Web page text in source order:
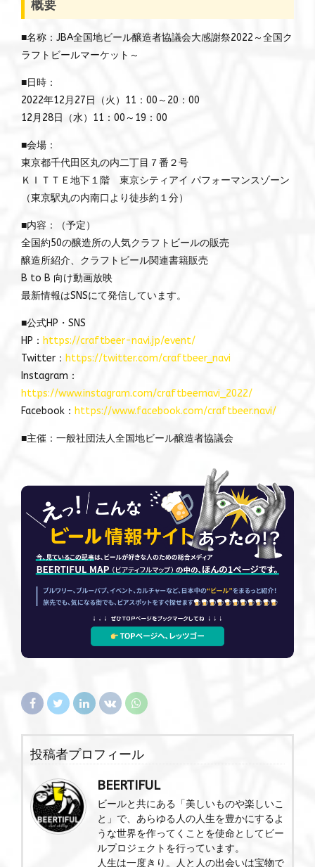
概要
■名称：JBA全国地ビール醸造者協議会大感謝祭2022～全国ク
ラフトビールマーケット～
■日時：
2022年12月27日（火）11：00～20：00
12月28日（水）11：00～19：00
■会場：
東京都千代田区丸の内二丁目７番２号
ＫＩＴＴＥ地下１階 東京シティアイ パフォーマンスゾーン
（東京駅丸の内南口より徒歩約１分）
■内容：（予定）
全国約50の醸造所の人気クラフトビールの販売
醸造所紹介、クラフトビール関連書籍販売
B to B 向け動画放映
最新情報はSNSにて発信しています。
■公式HP・SNS
HP： https://craftbeer-navi.jp/event/
Twitter： https://twitter.com/craftbeer_navi
Instagram：
https://www.instagram.com/craftbeernavi_2022/
Facebook： https://www.facebook.com/craftbeer.navi/
■主催：一般社団法人全国地ビール醸造者協議会
投稿者プロフィール
BEERTIFUL
ビールと共にある「美しいものや楽しいこ
と」で、あらゆる人の人生を豊かにするよ
うな世界を作ってくことを使命としてビー
ルプロジェクトを行っています。
人生は一度きり。人と人の出会いは宝物で